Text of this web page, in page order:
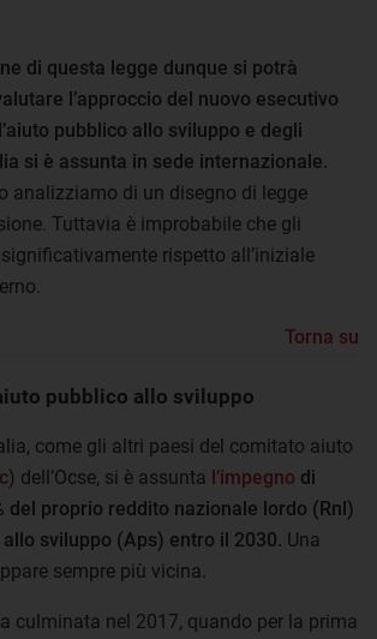
di questa legge dunque si potrà
l’approccio del nuovo esecutivo
pubblico allo sviluppo e degli
si è assunta in sede internazionale.
analizziamo di un disegno di legge
Tuttavia è improbabile che gli
rispetto all’iniziale
Torna su
pubblico allo sviluppo
come gli altri paesi del comitato aiuto
) dell’Ocse, si è assunta l’impegno di
del proprio reddito nazionale lordo (Rnl)
sviluppo (Aps) entro il 2030. Una
sempre più vicina.
culminata nel 2017, quando per la prima